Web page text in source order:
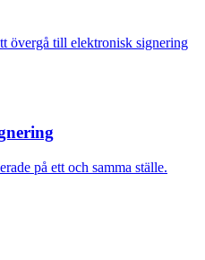
övergå till elektronisk signering
på ett och samma ställe.